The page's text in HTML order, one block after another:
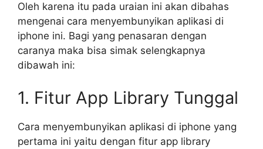
Oleh karena itu pada uraian ini akan dibahas
mengenai cara menyembunyikan aplikasi di
iphone ini. Bagi yang penasaran dengan
caranya maka bisa simak selengkapnya
dibawah ini:
1. Fitur App Library Tunggal
Cara menyembunyikan aplikasi di iphone yang
pertama ini yaitu dengan fitur app library